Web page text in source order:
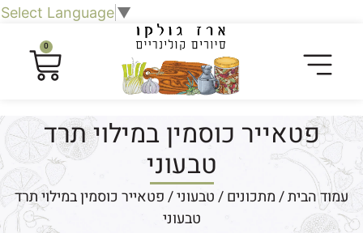
Select Language▼
0
פטאייר כוסמין במילוי תרד
טבעוני
עמוד הבית/מתכונים/טבעוני/ פטאייר כוסמין במילוי תרד
טבעוני